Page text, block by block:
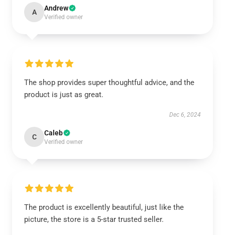
A Andrew
Verified owner
The shop provides super thoughtful advice, and the
product is just as great.
Dec 6, 2024
C Caleb
Verified owner
The product is excellently beautiful, just like the
picture, the store is a 5-star trusted seller.